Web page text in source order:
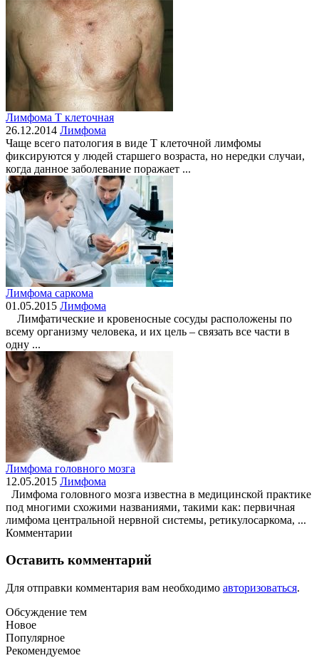
Лимфома Т клеточная
26.12.2014 Лимфома
Чаще всего патология в виде Т клеточной лимфомы
фиксируются у людей старшего возраста, но нередки случаи,
когда данное заболевание поражает ...
Лимфома саркома
01.05.2015 Лимфома
Лимфатические и кровеносные сосуды расположены по
всему организму человека, и их цель – связать все части в
одну ...
Лимфома головного мозга
12.05.2015 Лимфома
Лимфома головного мозга известна в медицинской практике
под многими схожими названиями, такими как: первичная
лимфома центральной нервной системы, ретикулосаркома, ...
Комментарии
Оставить комментарий
Для отправки комментария вам необходимо авторизоваться.
Обсуждение тем
Новое
Популярное
Рекомендуемое